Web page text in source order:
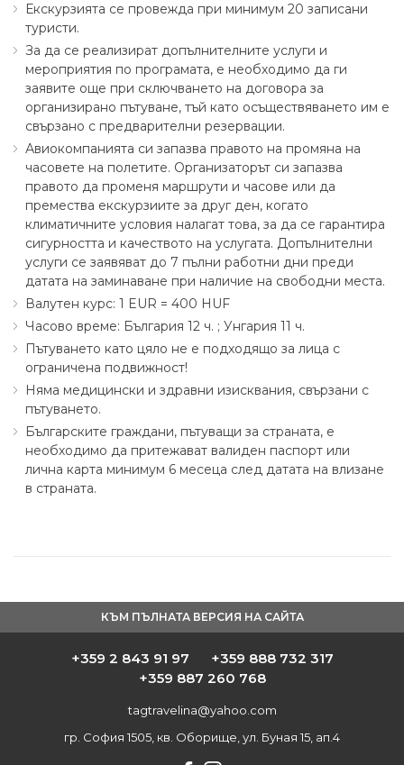
Екскурзията се провежда при минимум 20 записани
туристи.
За да се реализират допълнителните услуги и
мероприятия по програмата, е необходимо да ги
заявите още при сключването на договора за
организирано пътуване, тъй като осъществяването им е
свързано с предварителни резервации.
Авиокомпанията си запазва правото на промяна на
часовете на полетите. Организаторът си запазва
правото да променя маршрути и часове или да
премества екскурзиите за друг ден, когато
климатичните условия налагат това, за да се гарантира
сигурността и качеството на услугата. Допълнителни
услуги се заявяват до 7 пълни работни дни преди
датата на заминаване при наличие на свободни места.
Валутeн курс: 1 EUR = 400 HUF
Часово време: България 12 ч. ; Унгария 11 ч.
Пътуването като цяло не е подходящо за лица с
ограничена подвижност!
Няма медицински и здравни изисквания, свързани с
пътуването.
Българските граждани, пътуващи за страната, е
необходимо да притежават валиден паспорт или
лична карта минимум 6 месеца след датата на влизане
в страната.
КЪМ ПЪЛНАТА ВЕРСИЯ НА САЙТА
+359 2 843 91 97
+359 888 732 317
+359 887 260 768
tagtravelina@yahoo.com
гр. София 1505, кв. Оборище, ул. Буная 15, ап.4